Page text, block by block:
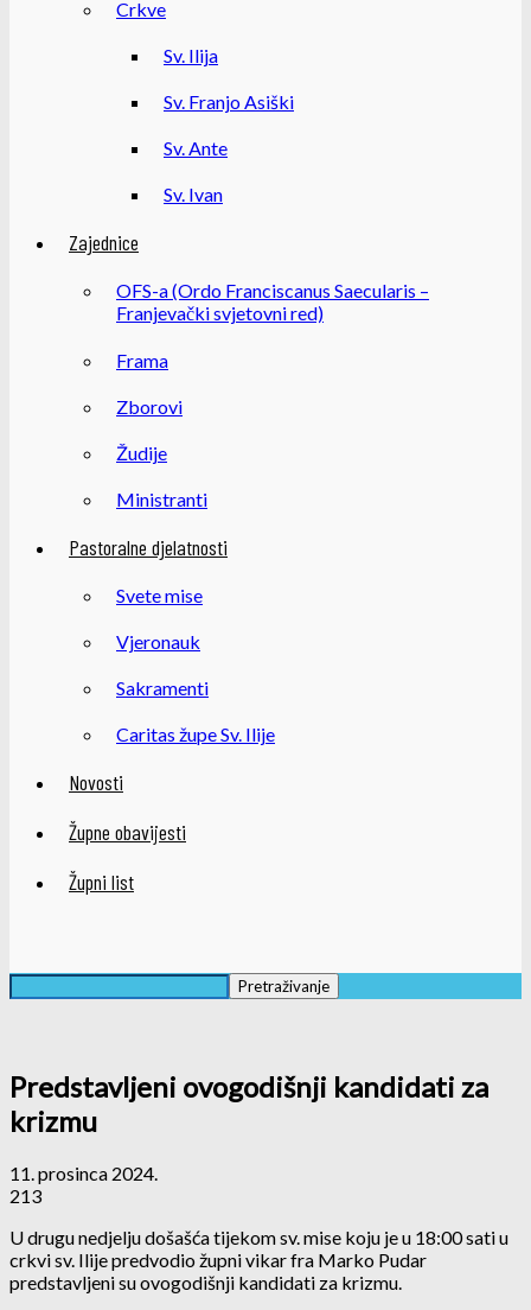
Crkve
Sv. Ilija
Sv. Franjo Asiški
Sv. Ante
Sv. Ivan
Zajednice
OFS-a (Ordo Franciscanus Saecularis –
Franjevački svjetovni red)
Frama
Zborovi
Žudije
Ministranti
Pastoralne djelatnosti
Svete mise
Vjeronauk
Sakramenti
Caritas župe Sv. Ilije
Novosti
Župne obavijesti
Župni list
Predstavljeni ovogodišnji kandidati za
krizmu
11. prosinca 2024.
213
U drugu nedjelju došašća tijekom sv. mise koju je u 18:00 sati u
crkvi sv. Ilije predvodio župni vikar fra Marko Pudar
predstavljeni su ovogodišnji kandidati za krizmu.